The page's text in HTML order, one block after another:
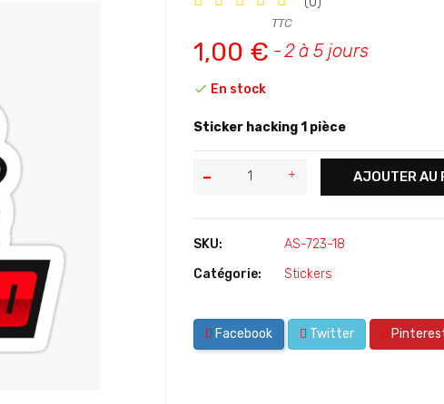
1,00 €
TTC
2 à 5 jours
 En stock
Sticker hacking 1 pièce
AJOUTER AU
SKU:
AS-723-18
Catégorie:
Stickers
Facebook Twitter